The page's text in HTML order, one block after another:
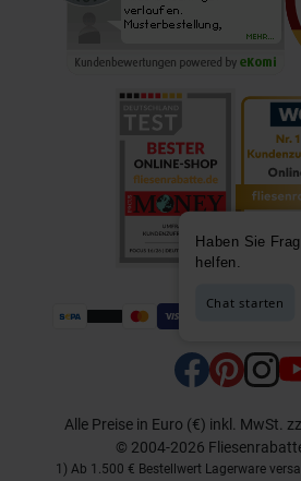
Alle Preise in Euro (€) inkl. MwSt.
© 2004-2026
1) Ab 1.500 € Bestellwert Lagerware